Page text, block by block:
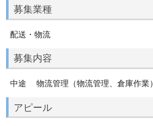
募集業種
配送・物流
募集内容
中途 物流管理（物流管理、倉庫作業）
アピール